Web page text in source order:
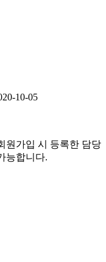
10-05
원가입 시 등록한 담당
능합니다.